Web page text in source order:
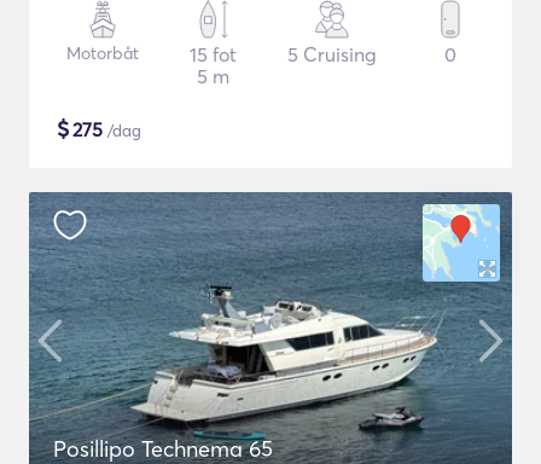
Motorbåt
15 fot
5 m
5 Cruising 0
$275 /dag
Posillipo Technema 65